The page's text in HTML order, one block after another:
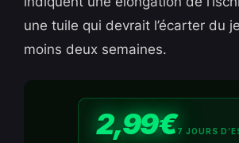
une tuile qui devrait l’écarter du
moins deux semaines.
2,99€7 JOURS